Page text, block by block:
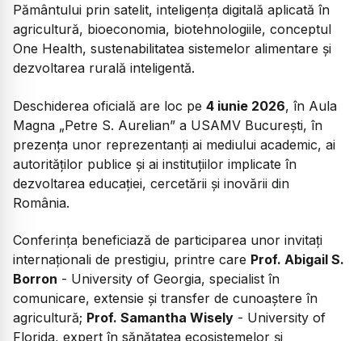
Pământului prin satelit, inteligența digitală aplicată în
agricultură, bioeconomia, biotehnologiile, conceptul
One Health, sustenabilitatea sistemelor alimentare și
dezvoltarea rurală inteligentă.
Deschiderea oficială are loc pe 4 iunie 2026, în Aula
Magna „Petre S. Aurelian” a USAMV București, în
prezența unor reprezentanți ai mediului academic, ai
autorităților publice și ai instituțiilor implicate în
dezvoltarea educației, cercetării și inovării din
România.
Conferința beneficiază de participarea unor invitați
internaționali de prestigiu, printre care Prof. Abigail S.
Borron - University of Georgia, specialist în
comunicare, extensie și transfer de cunoaștere în
agricultură; Prof. Samantha Wisely - University of
Florida, expert în sănătatea ecosistemelor și